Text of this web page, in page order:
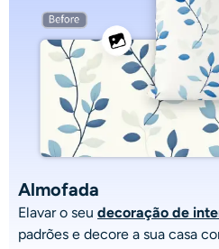
Almofada
Elavar o seu decoração de
padrões e decore a sua casa